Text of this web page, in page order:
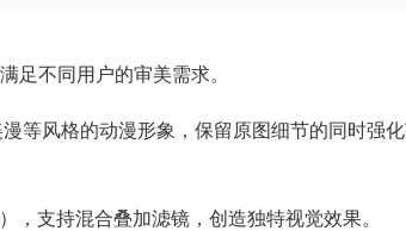
满足不同用户的审美需求。
等风格的动漫形象，保留原图细节的同时强
支持混合叠加滤镜，创造独特视觉效果。